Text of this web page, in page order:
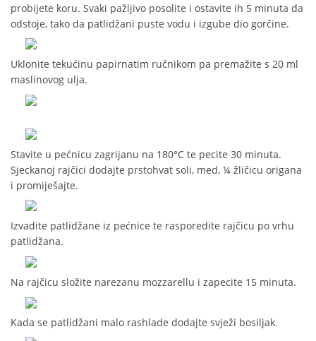
probijete koru. Svaki pažljivo posolite i ostavite ih 5 minuta da
odstoje, tako da patlidžani puste vodu i izgube dio gorčine.
Uklonite tekućinu papirnatim ručnikom pa premažite s 20 ml
maslinovog ulja.
Stavite u pećnicu zagrijanu na 180°C te pecite 30 minuta.
Sjeckanoj rajčici dodajte prstohvat soli, med, ¼ žličicu origana
i promiješajte.
Izvadite patlidžane iz pećnice te rasporedite rajčicu po vrhu
patlidžana.
Na rajčicu složite narezanu mozzarellu i zapecite 15 minuta.
Kada se patlidžani malo rashlade dodajte svježi bosiljak.